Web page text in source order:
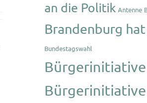
an die Politik Antenne
Brandenburg
Bundestagswahl
Bürgerinitiative
Bürgerinitiative